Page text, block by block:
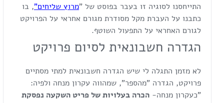
התייחסנו לסוגיה זו בעבר בפוסט של "מרוץ שליחים", בו
כתבנו על העברת מקל מסודרת מגורם אחראי על הפרויקט
לגורם האחראי על התפעול השוטף.
הגדרה חשבונאית לסיום פרויקט
לא מזמן התגלה לי שיש הגדרה חשבונאית למתי מסתיים
פרויקט, הגדרה "מהספר", שמהווה עקרון מנחה ולפיה:
"כעקרון מנחה- הכרה בעלויות של פריט השקעה נפסקת